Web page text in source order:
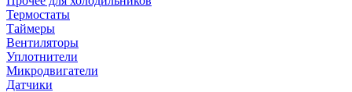
Термостаты
Таймеры
Вентиляторы
Уплотнители
Микродвигатели
Датчики